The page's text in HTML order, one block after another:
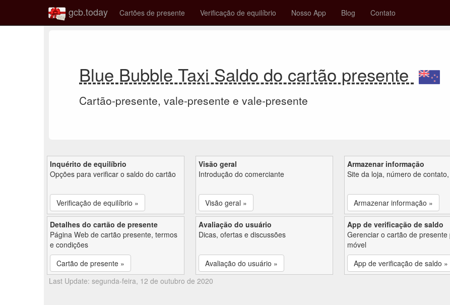
gcb.today Cartões de presente Verificação de equilíbrio Nosso App Blog Contato
Blue Bubble Taxi Saldo do cartão presente
Cartão-presente, vale-presente e vale-presente
Inquérito de equilíbrio
Opções para verificar o saldo do cartão
Verificação de equilíbrio »
Visão geral
Introdução do comerciante
Visão geral »
Armazenar informação
Site da loja, número de
Armazenar informação »
Detalhes do cartão de presente
Página Web de cartão presente, termos
e condições
Cartão de presente »
Avaliação do usuário
Dicas, ofertas e discussões
Avaliação do usuário »
App de verificação de saldo
Gerenciar o cartão de presente
móvel
App de verificação de saldo »
Last Update: segunda-feira, 12 de outubro de 2020